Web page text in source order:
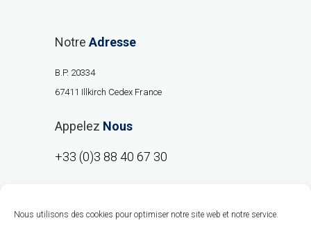
Nous utilisons des cookies pour optimiser notre site web et notre service.
Notre Adresse
B.P. 20334
67411 Illkirch Cedex France
Appelez Nous
+33 (0)3 88 40 67 30